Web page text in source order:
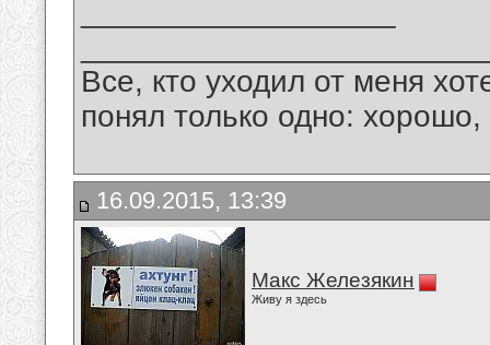
Все, кто уходил от меня
понял только одно:
16.09.2015, 13:39
Макс Железякин
Живу я здесь